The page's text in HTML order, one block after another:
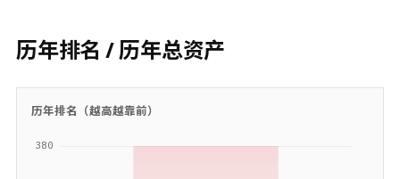
历年排名 / 历年总资产
历年排名（越高越靠前）